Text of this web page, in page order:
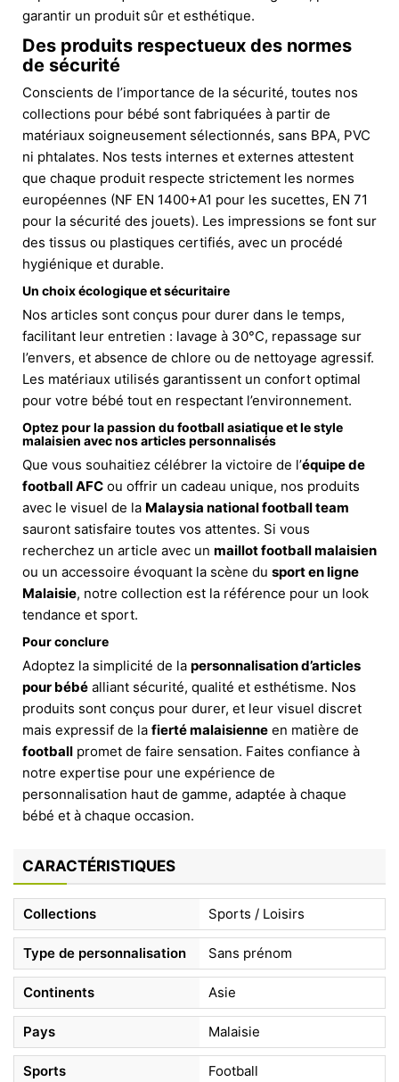
garantir un produit sûr et esthétique.
Des produits respectueux des normes
de sécurité
Conscients de l’importance de la sécurité, toutes nos
collections pour bébé sont fabriquées à partir de
matériaux soigneusement sélectionnés, sans BPA, PVC
ni phtalates. Nos tests internes et externes attestent
que chaque produit respecte strictement les normes
européennes (NF EN 1400+A1 pour les sucettes, EN 71
pour la sécurité des jouets). Les impressions se font sur
des tissus ou plastiques certifiés, avec un procédé
hygiénique et durable.
Un choix écologique et sécuritaire
Nos articles sont conçus pour durer dans le temps,
facilitant leur entretien : lavage à 30°C, repassage sur
l’envers, et absence de chlore ou de nettoyage agressif.
Les matériaux utilisés garantissent un confort optimal
pour votre bébé tout en respectant l’environnement.
Optez pour la passion du football asiatiqueet le style
malaisien avec nos articles personnalisés
Que vous souhaitiez célébrer la victoire de l’équipe de
football AFC ou offrir un cadeau unique, nos produits
avec le visuel de la Malaysia national football team
sauront satisfaire toutes vos attentes. Si vous
recherchez un article avec un maillot football malaisien
ou un accessoire évoquant la scène du sport en ligne
Malaisie, notre collection est la référence pour un look
tendance et sport.
Pour conclure
Adoptez la simplicité de la personnalisation d’articles
pour bébé alliant sécurité, qualité et esthétisme. Nos
produits sont conçus pour durer, et leur visuel discret
mais expressif de la fierté malaisienne en matière de
football promet de faire sensation. Faites confiance à
notre expertise pour une expérience de
personnalisation haut de gamme, adaptée à chaque
bébé et à chaque occasion.
CARACTÉRISTIQUES
Collections Sports / Loisirs
Type de personnalisation Sans prénom
Continents Asie
Pays Malaisie
Sports Football